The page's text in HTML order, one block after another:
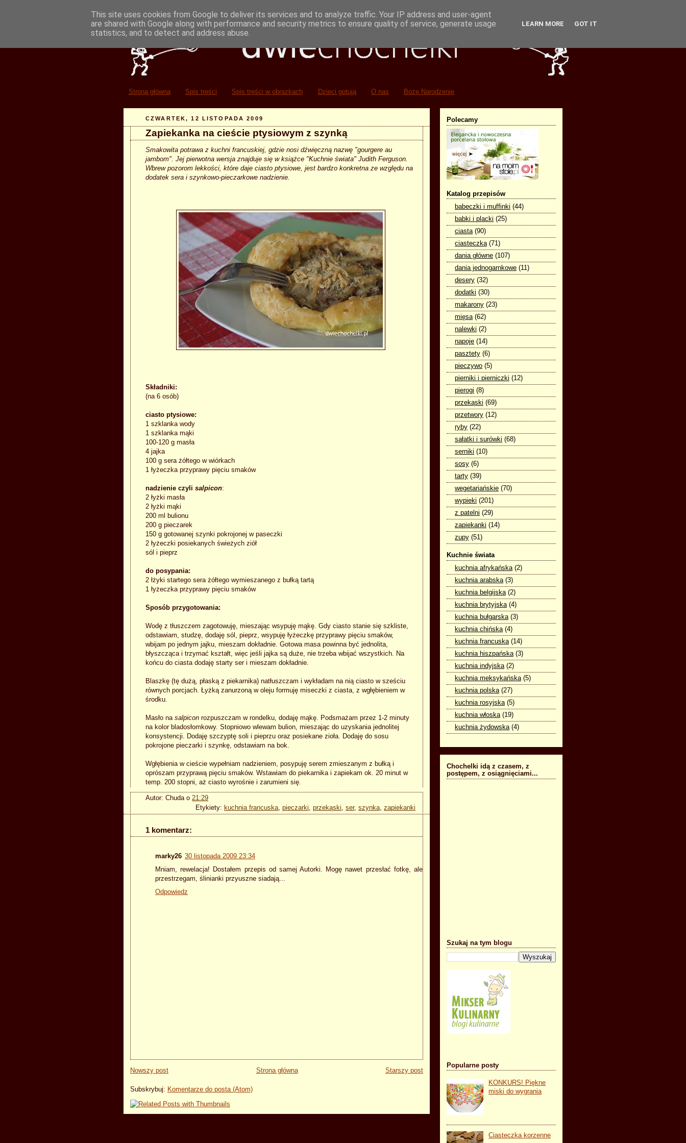
Strona główna Spis treści Spis treści w obrazkach Dzieci gotują O nas Boże Narodzenie
CZWARTEK, 12 LISTOPADA 2009
Zapiekanka na cieście ptysiowym z szynką
Smakowita potrawa z kuchni francuskiej, gdzie nosi dźwięczną nazwę "gourgere au
jambom". Jej pierwotna wersja znajduje się w książce "Kuchnie świata" Judith Ferguson.
Wbrew pozorom lekkości, które daje ciasto ptysiowe, jest bardzo konkretna ze względu na
dodatek sera i szynkowo-pieczarkowe nadzienie.
Składniki:
(na 6 osób)
ciasto ptysiowe:
1 szklanka wody
1 szklanka mąki
100-120 g masła
4 jajka
100 g sera żółtego w wiórkach
1 łyżeczka przyprawy pięciu smaków
nadzienie czyli salpicon:
2 łyżki masła
2 łyżki mąki
200 ml bulionu
200 g pieczarek
150 g gotowanej szynki pokrojonej w paseczki
2 łyżeczki posiekanych świeżych ziół
sól i pieprz
do posypania:
2 łżyki startego sera żółtego wymieszanego z bułką tartą
1 łyżeczka przyprawy pięciu smaków
Sposób przygotowania:
Wodę z tłuszczem zagotowuję, mieszając wsypuję mąkę. Gdy ciasto stanie się szkliste,
odstawiam, studzę, dodaję sól, pieprz, wsypuję łyżeczkę przyprawy pięciu smaków,
wbijam po jednym jajku, mieszam dokładnie. Gotowa masa powinna być jednolita,
błyszcząca i trzymać kształt, więc jeśli jajka są duże, nie trzeba wbijać wszystkich. Na
końcu do ciasta dodaję starty ser i mieszam dokładnie.
Blaszkę (tę dużą, płaską z piekarnika) natłuszczam i wykładam na nią ciasto w sześciu
równych porcjach. Łyżką zanurzoną w oleju formuję miseczki z ciasta, z wgłębieniem w
środku.
Masło na salpicon rozpuszczam w rondelku, dodaję mąkę. Podsmażam przez 1-2 minuty
na kolor bladosłomkowy. Stopniowo wlewam bulion, mieszając do uzyskania jednolitej
konsystencji. Dodaję szczyptę soli i pieprzu oraz posiekane zioła. Dodaję do sosu
pokrojone pieczarki i szynkę, odstawiam na bok.
Wgłębienia w cieście wypełniam nadzieniem, posypuję serem zmieszanym z bułką i
oprószam przyprawą pięciu smaków. Wstawiam do piekarnika i zapiekam ok. 20 minut w
temp. 200 stopni, aż ciasto wyrośnie i zarumieni się.
Autor: Chuda o 21:29
Etykiety: kuchnia francuska, pieczarki, przekąski, ser, szynka, zapiekanki
1 komentarz:
marky26 30 listopada 2009 23:34
Mniam, rewelacja! Dostałem przepis od samej Autorki. Mogę nawet przesłać fotkę, ale
przestrzegam, ślinianki przyuszne siadają...
Odpowiedz
Nowszy post Starszy post
Strona główna
Subskrybuj: Komentarze do posta (Atom)
Polecamy
Katalog przepisów
babeczki i muffinki (44)
babki i placki (25)
ciasta (90)
ciasteczka (71)
dania główne (107)
dania jednogarnkowe (11)
desery (32)
dodatki (30)
makarony (23)
mięsa (62)
nalewki (2)
napoje (14)
pasztety (6)
pieczywo (5)
pierniki i pierniczki (12)
pierogi (8)
przekąski (69)
przetwory (12)
ryby (22)
sałatki i surówki (68)
serniki (10)
sosy (6)
tarty (39)
wegetariańskie (70)
wypieki (201)
z patelni (29)
zapiekanki (14)
zupy (51)
Kuchnie świata
kuchnia afrykańska (2)
kuchnia arabska (3)
kuchnia belgijska (2)
kuchnia brytyjska (4)
kuchnia bułgarska (3)
kuchnia chińska (4)
kuchnia francuska (14)
kuchnia hiszpańska (3)
kuchnia indyjska (2)
kuchnia meksykańska (5)
kuchnia polska (27)
kuchnia rosyjska (5)
kuchnia włoska (19)
kuchnia żydowska (4)
Chochelki idą z czasem, z
postępem, z osiągnięciami...
Szukaj na tym blogu
Popularne posty
KONKURS! Piękne
miski do wygrania
Ciasteczka korzenne
This site uses cookies from Google to deliver its services and to analyze traffic. Your IP address and user-agent
are shared with Google along with performance and security metrics to ensure quality of service, generate usage
statistics, and to detect and address abuse.
LEARN MORE GOT IT